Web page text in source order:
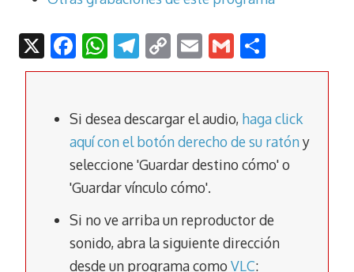
X F
ac
b
o
o
k
W
h
s
A
p
p
T
el
gr
a
m
C
o
y
Li
n
k
E
m
l
G
m
l
o
p
ar
tir
Si desea descargar el audio, haga click
aquí con el botón derecho de su ratóny
seleccione 'Guardar destino cómo' o
'Guardar vínculo cómo'.
Si no ve arriba un reproductor de
sonido, abra la siguiente dirección
desde un programa como VLC: